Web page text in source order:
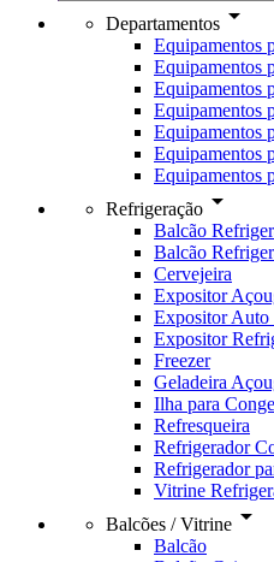
Departamentos arrow_drop_down
Equipamentos
Equipamentos
Equipamentos
Equipamentos
Equipamentos
Equipamentos
Equipamentos
Refrigeração arrow_drop_down
Balcão
Balcão
Cervejeira
Expositor
Expositor Auto
Expositor
Freezer
Geladeira
Ilha para
Refresqueira
Refrigerador
Refrigerador
Vitrine
Balcões / Vitrine arrow_drop_down
Balcão